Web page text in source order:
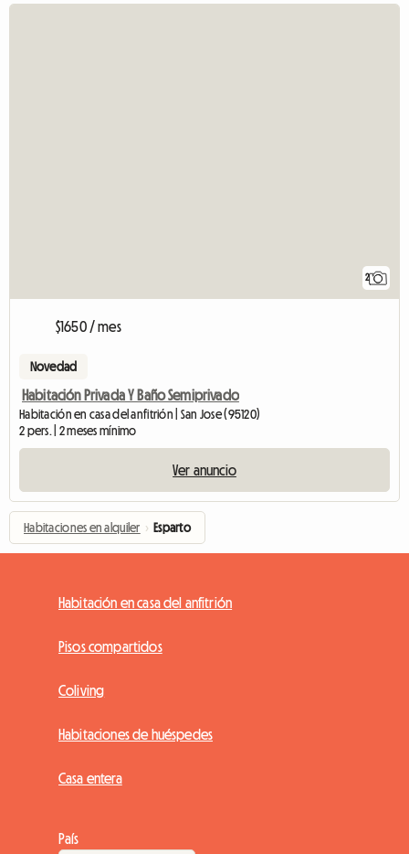
2
$1650 / mes
Novedad
Habitación Privada Y Baño Semiprivado
Habitación en casa del anfitrión | San Jose (95120)
2 pers. | 2 meses mínimo
Ver anuncio
Habitaciones en alquiler › Esparto
Habitación en casa del anfitrión
Pisos compartidos
Coliving
Habitaciones de huéspedes
Casa entera
País